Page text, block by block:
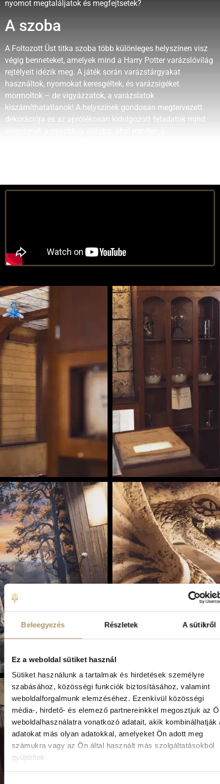
Beleegyezés Részletek A sütikről
Ez a weboldal sütiket használ
Sütiket használunk a tartalmak és hirdetések személyre
szabásához, közösségi funkciók biztosításához, valamint
weboldalforgalmunk elemzéséhez. Ezenkívül közösségi
média-, hirdető- és elemező partnereinkkel megosztjuk az
weboldalhasználatra vonatkozó adatait, akik kombinálhatják
adatokat más olyan adatokkal, amelyeket Ön adott meg
számukra vagy az Ön által használt más szolgáltatásokból
gyűjtöttek.
nyomot megtaláljatok és megfejtsetek?
A szoba
A Foltozott Üst titka szoba több különleges helyszínen visz
végig benneteket, amelyek mind a Harry Potter varázslóvilág
rejtélyeit idézik meg. A játék során varázstárgyakat
használtok, nyomokat keresgéltek, és varázsigéket
mormoltok – de vigyázzatok, a varázslatok
kiszámíthatatlanok! A helyszínek gondosan megtervezett
dekorációja és az aprólékosan kidolgozott feladatok mind